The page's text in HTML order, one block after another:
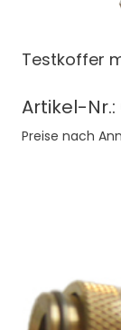
Testkoffer
Artikel-Nr.:
Preise nach